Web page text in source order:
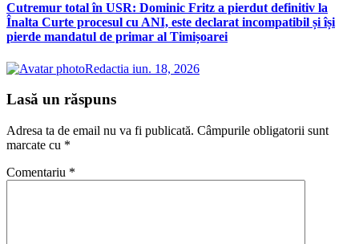
Cutremur total în USR: Dominic Fritz a pierdut definitiv la
Înalta Curte procesul cu ANI, este declarat incompatibil și își
pierde mandatul de primar al Timișoarei
Redactia iun. 18, 2026
Lasă un răspuns
Adresa ta de email nu va fi publicată. Câmpurile obligatorii sunt
marcate cu *
Comentariu *